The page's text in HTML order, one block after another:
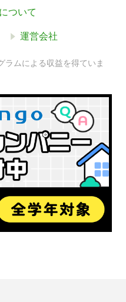
ついて
運営会社
ラムによる収益を得ていま